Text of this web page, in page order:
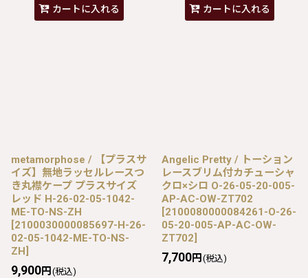
カートに入れる カートに入れる
metamorphose / 【プラスサ
イズ】無地ラッセルレースつ
き丸襟ケープ プラスサイズ
レッド H-26-02-05-1042-
ME-TO-NS-ZH
[2100030000085697-H-26-
02-05-1042-ME-TO-NS-
ZH]
9,900円 (税込)
Angelic Pretty / トーション
レースブリム付カチューシャ
クロ×シロ O-26-05-20-005-
AP-AC-OW-ZT702
[2100080000084261-O-26-
05-20-005-AP-AC-OW-
ZT702]
7,700円 (税込)